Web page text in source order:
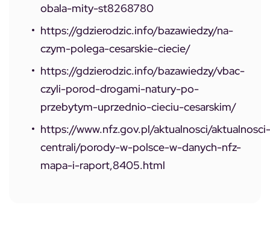
obala-mity-st8268780
https://gdzierodzic.info/bazawiedzy/na-
czym-polega-cesarskie-ciecie/
https://gdzierodzic.info/bazawiedzy/vbac-
czyli-porod-drogami-natury-po-
przebytym-uprzednio-cieciu-cesarskim/
https://www.nfz.gov.pl/aktualnosci/aktualnosci-
centrali/porody-w-polsce-w-danych-nfz-
mapa-i-raport,8405.html